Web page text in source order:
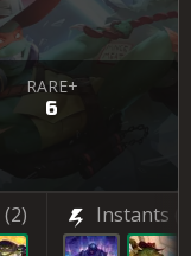
RARE+
6
(2) Instants